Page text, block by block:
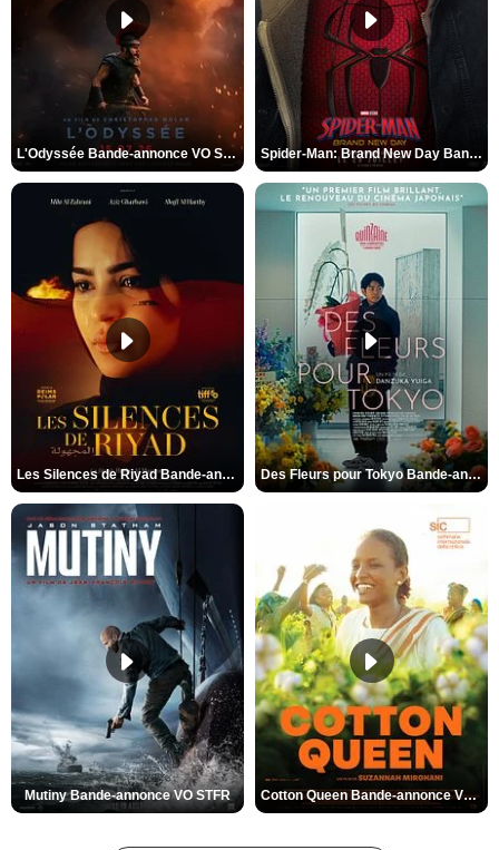
L'Odyssée Bande-annonce VO STFR Spider-Man: Brand New Day Bande-annonce VO STFR
Les Silences de Riyad Bande-annonce VO STFR Des Fleurs pour Tokyo Bande-annonce VO STFR
Mutiny Bande-annonce VO STFR Cotton Queen Bande-annonce VO STFR